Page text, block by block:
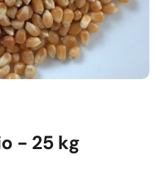
- 25 kg